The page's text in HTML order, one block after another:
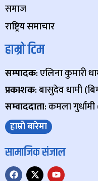
समाज
राष्ट्रिय समाचार
हाम्रो टिम
सम्पादक: एलिना कुमारी
प्रकाशक: बासुदेव धामी
सम्वाददाता: कमला गुर्धामी
हाम्रो बारेमा
सामाजिक संजाल